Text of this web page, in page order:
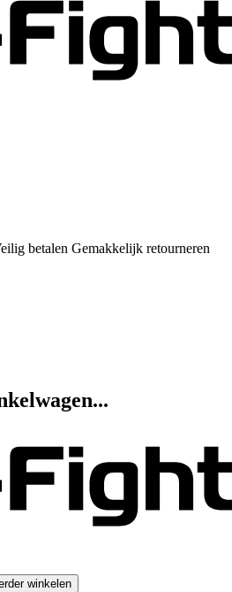
betalen Gemakkelijk retourneren
winkelen